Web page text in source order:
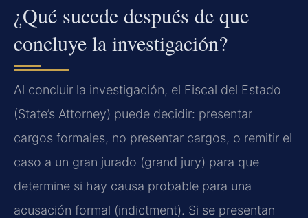
¿Qué sucede después de que
concluye la investigación?
Al concluir la investigación, el Fiscal del Estado
(State’s Attorney) puede decidir: presentar
cargos formales, no presentar cargos, o remitir el
caso a un gran jurado (grand jury) para que
determine si hay causa probable para una
acusación formal (indictment). Si se presentan